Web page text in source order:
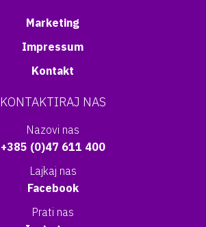
Marketing
Impressum
Kontakt
KONTAKTIRAJ NAS
Nazovi nas
+385 (0)47 611 400
Lajkaj nas
Facebook
Prati nas